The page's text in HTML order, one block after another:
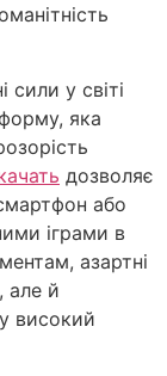
у світі
яка
дозволяє
або
іграми в
азартні
але й
високий